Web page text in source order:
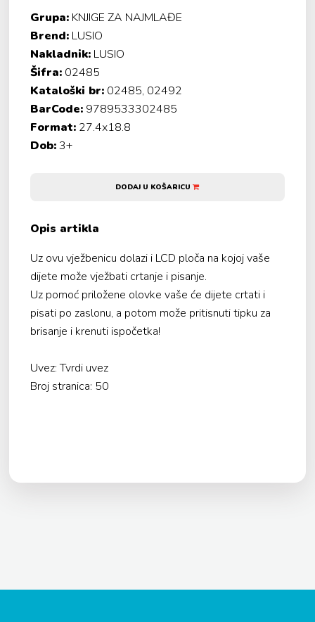
Grupa: KNJIGE ZA NAJMLAĐE
Brend: LUSIO
Nakladnik: LUSIO
Šifra: 02485
Kataloški br: 02485, 02492
BarCode: 9789533302485
Format: 27.4x18.8
Dob:3+
DODAJ U KOŠARICU
Opis artikla
Uz ovu vježbenicu dolazi i LCD ploča na kojoj vaše
dijete može vježbati crtanje i pisanje.
Uz pomoć priložene olovke vaše će dijete crtati i
pisati po zaslonu, a potom može pritisnuti tipku za
brisanje i krenuti ispočetka!
Uvez: Tvrdi uvez
Broj stranica: 50